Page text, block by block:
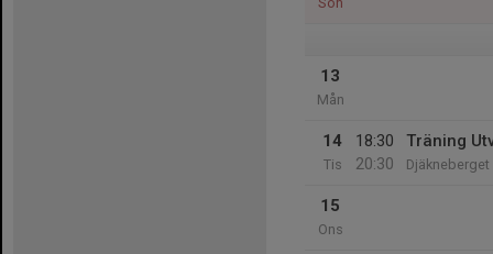
13
Mån
14
Tis
18:30
20:30
Träning
Djäkneberget
15
Ons